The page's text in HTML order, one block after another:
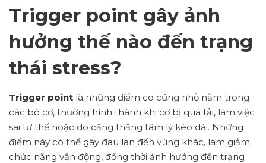
Trigger point gây ảnh
hưởng thế nào đến trạng
thái stress?
Trigger point là những điểm co cứng nhỏ nằm trong
các bó cơ, thường hình thành khi cơ bị quá tải, làm việc
sai tư thế hoặc do căng thẳng tâm lý kéo dài. Những
điểm này có thể gây đau lan đến vùng khác, làm giảm
chức năng vận động, đồng thời ảnh hưởng đến trạng